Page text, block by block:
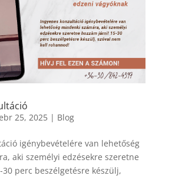
25, 2025| Blog
igénybevételére van lehetőség
aki személyi edzésekre szeretne
perc beszélgetésre készülj,